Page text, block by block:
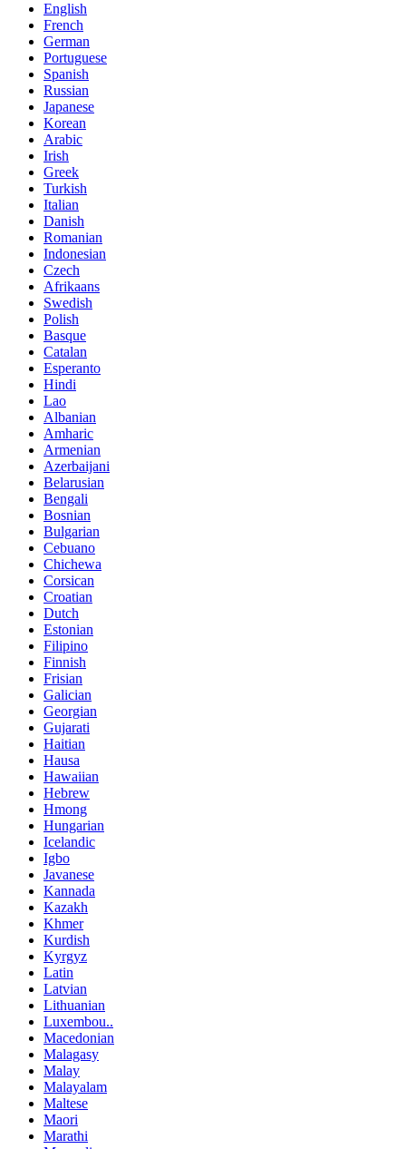
English
French
German
Portuguese
Spanish
Russian
Japanese
Korean
Arabic
Irish
Greek
Turkish
Italian
Danish
Romanian
Indonesian
Czech
Afrikaans
Swedish
Polish
Basque
Catalan
Esperanto
Hindi
Lao
Albanian
Amharic
Armenian
Azerbaijani
Belarusian
Bengali
Bosnian
Bulgarian
Cebuano
Chichewa
Corsican
Croatian
Dutch
Estonian
Filipino
Finnish
Frisian
Galician
Georgian
Gujarati
Haitian
Hausa
Hawaiian
Hebrew
Hmong
Hungarian
Icelandic
Igbo
Javanese
Kannada
Kazakh
Khmer
Kurdish
Kyrgyz
Latin
Latvian
Lithuanian
Luxembou..
Macedonian
Malagasy
Malay
Malayalam
Maltese
Maori
Marathi